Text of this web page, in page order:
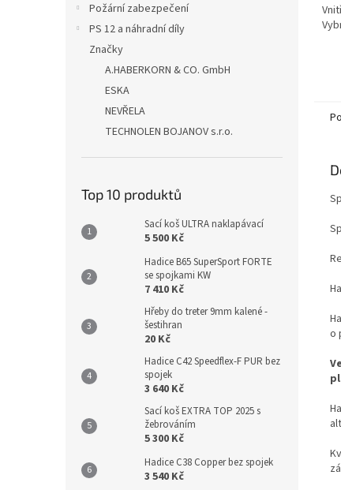
Požární zabezpečení
PS 12 a náhradní díly
Značky
A.HABERKORN & CO. GmbH
ESKA
NEVŘELA
TECHNOLEN BOJANOV s.r.o.
Top 10 produktů
Sací koš ULTRA naklapávací
5 500 Kč
Hadice B65 SuperSport FORTE
se spojkami KW
7 410 Kč
Hřeby do treter 9mm kalené -
šestihran
20 Kč
Hadice C42 Speedflex-F PUR bez
spojek
3 640 Kč
Sací koš EXTRA TOP 2025 s
žebrováním
5 300 Kč
Hadice C38 Copper bez spojek
3 540 Kč
o